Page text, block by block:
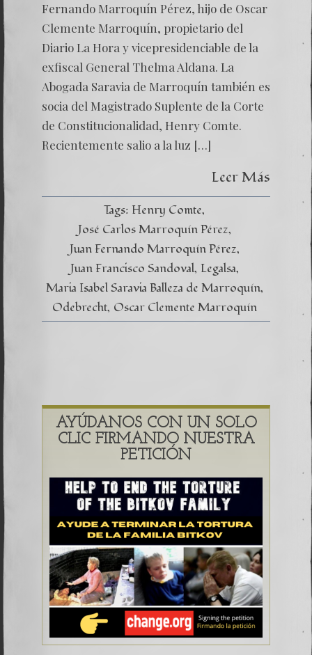
Fernando Marroquín Pérez, hijo de Oscar
Clemente Marroquín, propietario del
Diario La Hora y vicepresidenciable de la
exfiscal General Thelma Aldana. La
Abogada Saravia de Marroquín también es
socia del Magistrado Suplente de la Corte
de Constitucionalidad, Henry Comte.
Recientemente salio a la luz […]
Leer Más
Tags: Henry Comte
José Carlos Marroquín Pérez
Juan Fernando Marroquín Pérez
Juan Francisco Sandoval Legalsa
Maria Isabel Saravia Balleza de Marroquín
Odebrecht Oscar Clemente Marroquín
AYÚDANOS CON UN SOLO
CLIC FIRMANDO NUESTRA
PETICIÓN